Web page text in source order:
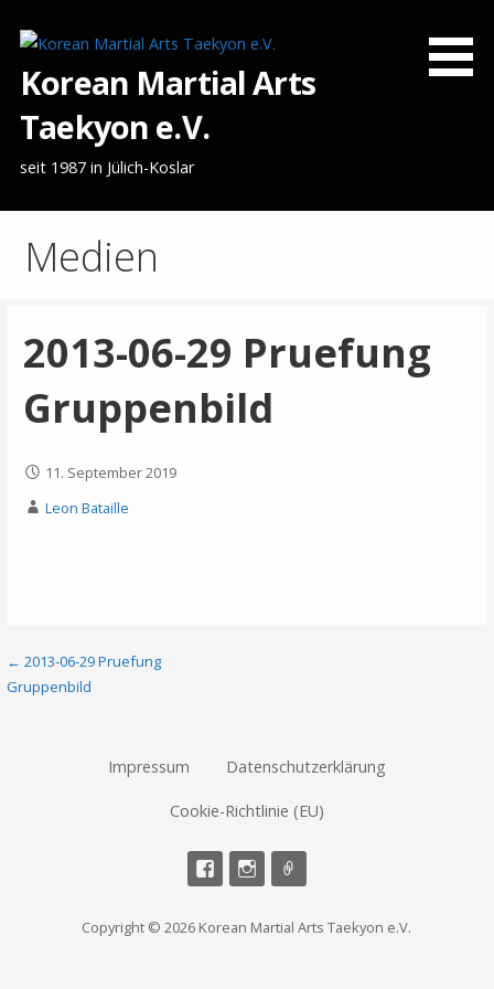
Inhalt
springenKorean Martial Arts
Taekyon e.V.
seit 1987 in Jülich-Koslar
Medien
2013-06-29 Pruefung
Gruppenbild
11. September 2019
Leon Bataille
Beitragsnavigation
← 2013-06-29 Pruefung
Gruppenbild
Impressum Datenschutzerklärung
Cookie-Richtlinie (EU)
Copyright © 2026 Korean Martial Arts Taekyon e.V.